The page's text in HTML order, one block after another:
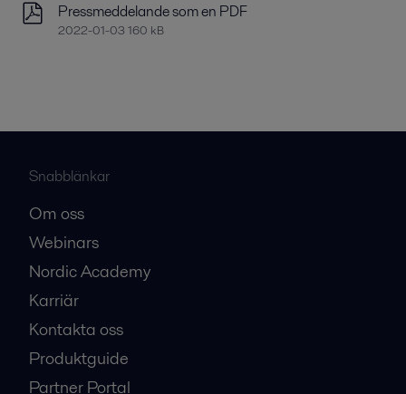
Pressmeddelande som en PDF
2022-01-03 160 kB
Snabblänkar
Om oss
Webinars
Nordic Academy
Karriär
Kontakta oss
Produktguide
Partner Portal